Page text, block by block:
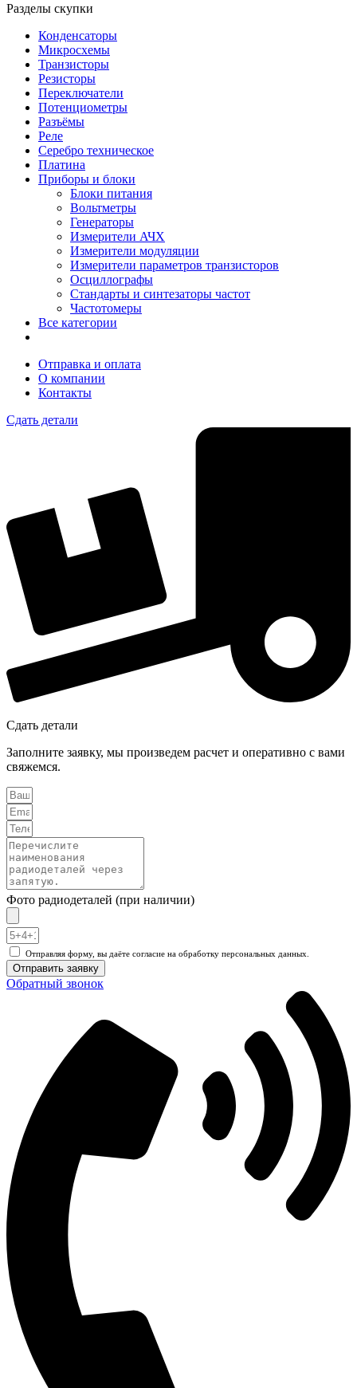
Разделы скупки
Конденсаторы
Микросхемы
Транзисторы
Резисторы
Переключатели
Потенциометры
Разъёмы
Реле
Серебро техническое
Платина
Приборы и блоки
Блоки питания
Вольтметры
Генераторы
Измерители АЧХ
Измерители модуляции
Измерители параметров транзисторов
Осциллографы
Стандарты и синтезаторы частот
Частотомеры
Все категории
Отправка и оплата
О компании
Контакты
Сдать детали
Сдать детали
Заполните заявку, мы произведем расчет и оперативно с вами
свяжемся.
Фото радиодеталей (при наличии)
Отправляя форму, вы даёте согласие на обработку персональных данных.
Отправить заявку
Обратный звонок